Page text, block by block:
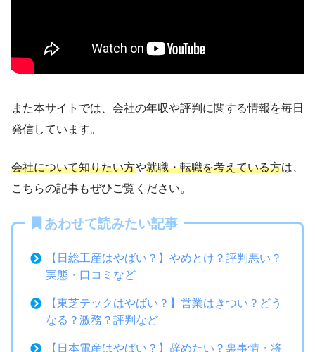
また本サイトでは、会社の年収や評判に関する情報を毎日
発信しています。
会社について知りたい方や就職・転職を考えている方は、
こちらの記事もぜひご覧ください。
あわせて読みたい記事
【日総工産はやばい？】やめとけ？評判悪い？
実態・口コミなど
【東芝テックはやばい？】営業はきつい？どう
なる？激務？評判など
【日本電産はやばい？】辞めたい？裏事情・将